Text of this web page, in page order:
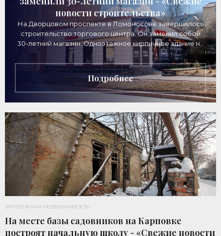
новости строительства»
На Дворцовом проспекте в Ломоносове завершилось
строительство торгового центра. Он заменил собой
30-летний магазин. Одноэтажное кирпичное здание на
Дворцовом проспекте, 16а, было построено
Подробнее
ЗАРУБЕЖНАЯ НЕДВИЖИМОСТЬ
На месте базы садовников на Карповке
построят начальную школу - «Свежие новости